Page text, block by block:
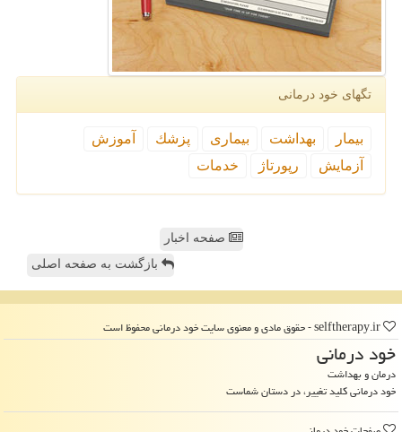
تگهای خود درمانی
بیمار بهداشت بیماری پزشك
آموزش
آزمایش
رپورتاژ خدمات
صفحه اخبار
بازگشت به صفحه اصلی
خود درمانی
درمان و بهداشت
خود درمانی کلید تغییر، در دستان شماست